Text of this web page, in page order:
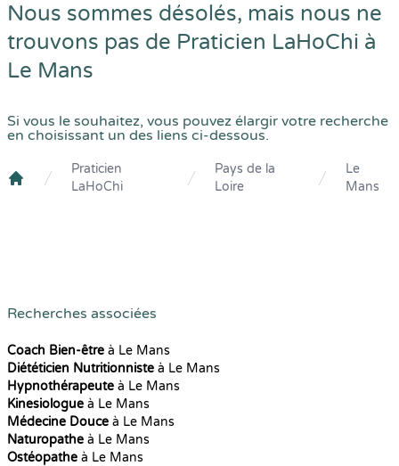
Nous sommes désolés, mais nous ne
trouvons pas de Praticien LaHoChi à
Le Mans
Si vous le souhaitez, vous pouvez élargir votre recherche
en choisissant un des liens ci-dessous.
Crenolibre
Praticien
LaHoChi
Pays de la
Loire
Le
Mans
Recherches associées
Coach Bien-être à Le Mans
Diététicien Nutritionniste à Le Mans
Hypnothérapeute à Le Mans
Kinesiologue à Le Mans
Médecine Douce à Le Mans
Naturopathe à Le Mans
Ostéopathe à Le Mans